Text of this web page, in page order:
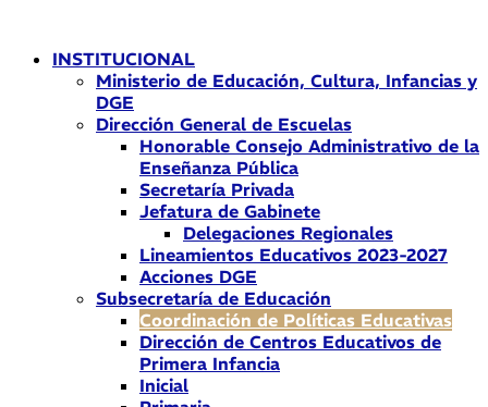
contenidoINSTITUCIONAL
Ministerio de Educación, Cultura, Infancias y
DGE
Dirección General de Escuelas
Honorable Consejo Administrativo de la
Enseñanza Pública
Secretaría Privada
Jefatura de Gabinete
Delegaciones Regionales
Lineamientos Educativos 2023-2027
Acciones DGE
Subsecretaría de Educación
Coordinación de Políticas Educativas
Dirección de Centros Educativos de
Primera Infancia
Inicial